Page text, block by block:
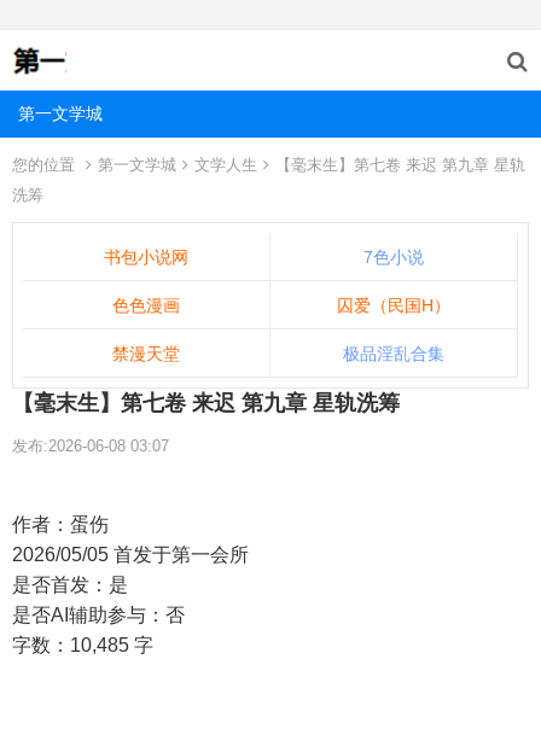
第一文学城
您的位置 第一文学城 文学人生
【毫末生】第七卷 来迟 第九章 星轨
洗筹
书包小说网 7色小说
色色漫画 囚爱（民国H）
禁漫天堂 极品淫乱合集
【毫末生】第七卷 来迟 第九章 星轨洗筹
发布:2026-06-08 03:07
作者：蛋伤
2026/05/05 首发于第一会所
是否首发：是
是否AI辅助参与：否
字数：10,485 字